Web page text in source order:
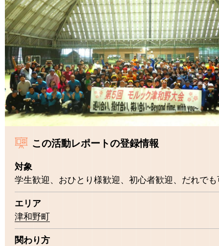
この活動レポートの登録情報
対象
学生歓迎、おひとり様歓迎、初心者歓迎、だれでも
エリア
津和野町
関わり方